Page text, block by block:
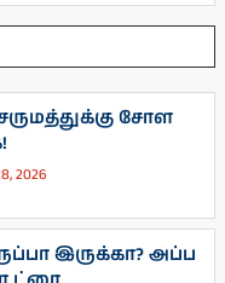
சோள
2026
இருக்கா? அப்ப